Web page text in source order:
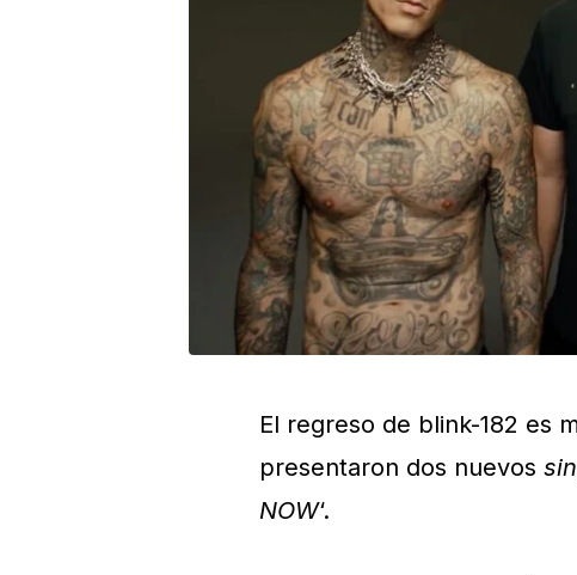
El regreso de blink-182 es
presentaron dos nuevos
NOW‘.